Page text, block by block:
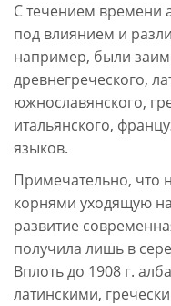
С течением времени
под влиянием и
например, были
древнегреческого,
южнославянского,
итальянского,
языков.
Примечательно, что
корнями уходящую
развитие
получила лишь в
Вплоть до 1908 г.
латинскими,